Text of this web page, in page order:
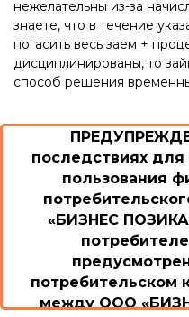
нежелательны из-за
знаете, что в течение
погасить весь заем +
дисциплинированы, то
способ решения
последствиях для
пользования
«БИЗНЕС
потребительском
между ООО